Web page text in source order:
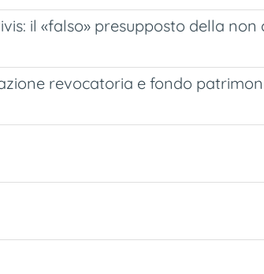
il «falso» presupposto della
revocatoria e fondo